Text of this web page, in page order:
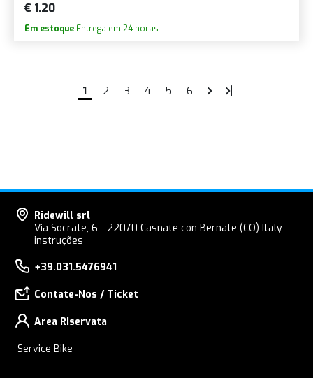
€ 1.20
Em estoque Entrega em 24 horas
1 2 3 4 5 6
Ridewill srl
Via Socrate, 6 - 22070 Casnate con Bernate (CO) Italy
instruções
+39.031.5476941
Contate-Nos / Ticket
Area RIservata
Service Bike